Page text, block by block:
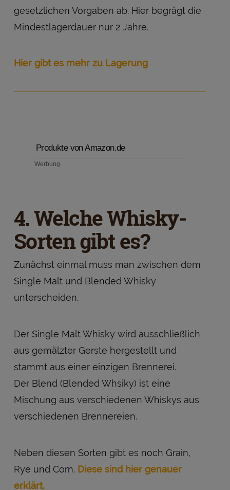
gesetzlichen Vorgaben ab. Hier begrägt die
Mindestlagerdauer nur 2 Jahre.
Hier gibt es mehr zu Lagerung
Produkte von Amazon.de
Werbung
4. Welche Whisky-
Sorten gibt es?
Zunächst einmal muss man zwischen dem
Single Malt und Blended Whisky
unterscheiden.
Der Single Malt Whisky wird ausschließlich
aus gemälzter Gerste hergestellt und
stammt aus einer einzigen Brennerei.
Der Blend (Blended Whsiky) ist eine
Mischung aus verschiedenen Whiskys aus
verschiedenen Brennereien.
Neben diesen Sorten gibt es noch Grain,
Rye und Corn. Diese sind hier genauer
erklärt.